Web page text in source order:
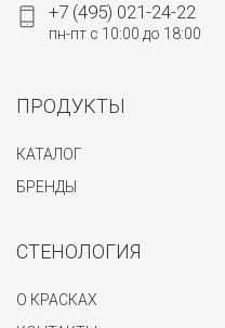
+7 (495) 021-24-22
пн-пт с 10:00 до 18:00
ПРОДУКТЫ
КАТАЛОГ
БРЕНДЫ
СТЕНОЛОГИЯ
О КРАСКАХ